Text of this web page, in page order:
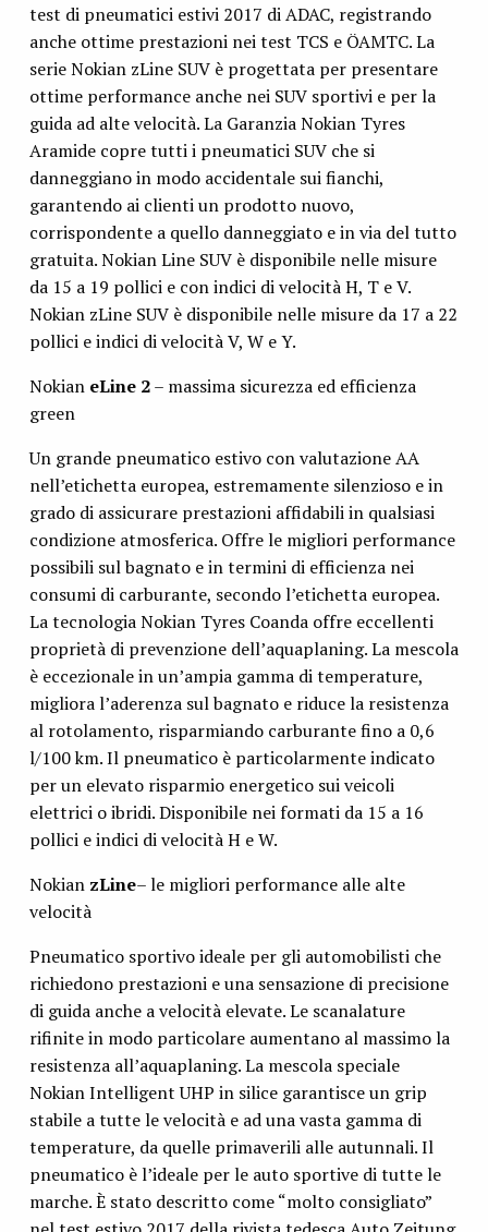
test di pneumatici estivi 2017 di ADAC, registrando
anche ottime prestazioni nei test TCS e ÖAMTC. La
serie Nokian zLine SUV è progettata per presentare
ottime performance anche nei SUV sportivi e per la
guida ad alte velocità. La Garanzia Nokian Tyres
Aramide copre tutti i pneumatici SUV che si
danneggiano in modo accidentale sui fianchi,
garantendo ai clienti un prodotto nuovo,
corrispondente a quello danneggiato e in via del tutto
gratuita. Nokian Line SUV è disponibile nelle misure
da 15 a 19 pollici e con indici di velocità H, T e V.
Nokian zLine SUV è disponibile nelle misure da 17 a 22
pollici e indici di velocità V, W e Y.
Nokian eLine 2– massima sicurezza ed efficienza
green
Un grande pneumatico estivo con valutazione AA
nell’etichetta europea, estremamente silenzioso e in
grado di assicurare prestazioni affidabili in qualsiasi
condizione atmosferica. Offre le migliori performance
possibili sul bagnato e in termini di efficienza nei
consumi di carburante, secondo l’etichetta europea.
La tecnologia Nokian Tyres Coanda offre eccellenti
proprietà di prevenzione dell’aquaplaning. La mescola
è eccezionale in un’ampia gamma di temperature,
migliora l’aderenza sul bagnato e riduce la resistenza
al rotolamento, risparmiando carburante fino a 0,6
l/100 km. Il pneumatico è particolarmente indicato
per un elevato risparmio energetico sui veicoli
elettrici o ibridi. Disponibile nei formati da 15 a 16
pollici e indici di velocità H e W.
Nokian zLine– le migliori performance alle alte
velocità
Pneumatico sportivo ideale per gli automobilisti che
richiedono prestazioni e una sensazione di precisione
di guida anche a velocità elevate. Le scanalature
rifinite in modo particolare aumentano al massimo la
resistenza all’aquaplaning. La mescola speciale
Nokian Intelligent UHP in silice garantisce un grip
stabile a tutte le velocità e ad una vasta gamma di
temperature, da quelle primaverili alle autunnali. Il
pneumatico è l’ideale per le auto sportive di tutte le
marche. È stato descritto come “molto consigliato”